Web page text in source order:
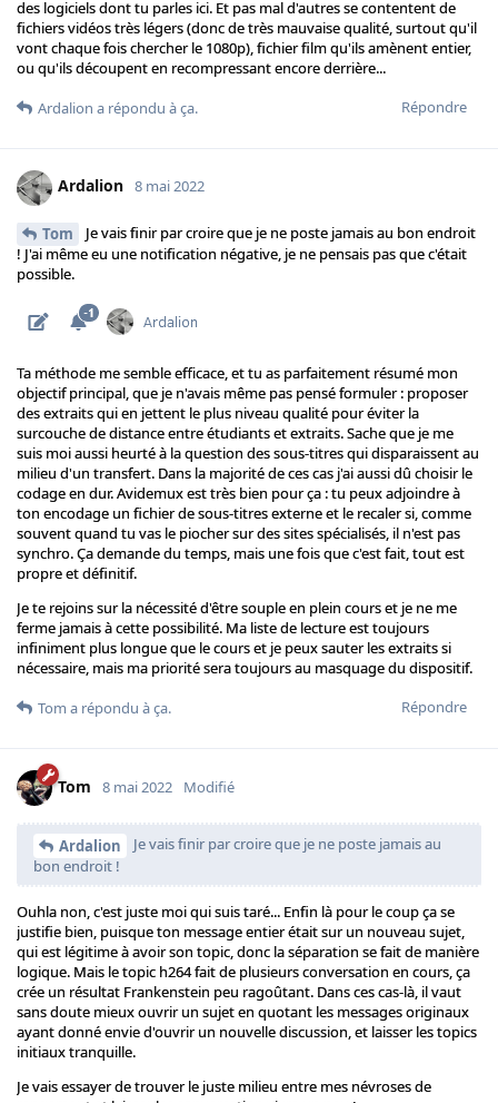
des logiciels dont tu parles ici. Et pas mal d'autres se contentent de
fichiers vidéos très légers (donc de très mauvaise qualité, surtout qu'il
vont chaque fois chercher le 1080p), fichier film qu'ils amènent entier,
ou qu'ils découpent en recompressant encore derrière...
Répondre
Ardalion a répondu à ça.
Ardalion 8 mai 2022
Tom
Je vais finir par croire que je ne poste jamais au bon endroit
! J'ai même eu une notification négative, je ne pensais pas que c'était
possible.
Ta méthode me semble efficace, et tu as parfaitement résumé mon
objectif principal, que je n'avais même pas pensé formuler : proposer
des extraits qui en jettent le plus niveau qualité pour éviter la
surcouche de distance entre étudiants et extraits. Sache que je me
suis moi aussi heurté à la question des sous-titres qui disparaissent au
milieu d'un transfert. Dans la majorité de ces cas j'ai aussi dû choisir le
codage en dur. Avidemux est très bien pour ça : tu peux adjoindre à
ton encodage un fichier de sous-titres externe et le recaler si, comme
souvent quand tu vas le piocher sur des sites spécialisés, il n'est pas
synchro. Ça demande du temps, mais une fois que c'est fait, tout est
propre et définitif.
Je te rejoins sur la nécessité d'être souple en plein cours et je ne me
ferme jamais à cette possibilité. Ma liste de lecture est toujours
infiniment plus longue que le cours et je peux sauter les extraits si
nécessaire, mais ma priorité sera toujours au masquage du dispositif.
Répondre
Tom a répondu à ça.
Tom 8 mai 2022 Modifié
Ardalion
Je vais finir par croire que je ne poste jamais au
bon endroit !
Ouhla non, c'est juste moi qui suis taré... Enfin là pour le coup ça se
justifie bien, puisque ton message entier était sur un nouveau sujet,
qui est légitime à avoir son topic, donc la séparation se fait de manière
logique. Mais le topic h264 fait de plusieurs conversation en cours, ça
crée un résultat Frankenstein peu ragoûtant. Dans ces cas-là, il vaut
sans doute mieux ouvrir un sujet en quotant les messages originaux
ayant donné envie d'ouvrir un nouvelle discussion, et laisser les topics
initiaux tranquille.
Je vais essayer de trouver le juste milieu entre mes névroses de